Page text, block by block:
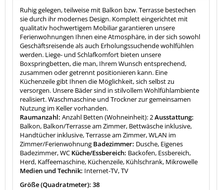
Ruhig gelegen, teilweise mit Balkon bzw. Terrasse bestechen
sie durch ihr modernes Design. Komplett eingerichtet mit
qualitativ hochwertigem Mobiliar garantieren unsere
Ferienwohnungen Ihnen eine Atmosphäre, in der sich sowohl
Geschäftsreisende als auch Erholungssuchende wohlfühlen
werden. Liege- und Schlafkomfort bieten unsere
Boxspringbetten, die man, Ihrem Wunsch entsprechend,
zusammen oder getrennt positionieren kann. Eine
Küchenzeile gibt Ihnen die Möglichkeit, sich selbst zu
versorgen. Unsere Bäder sind in stilvollem Wohlfühlambiente
realisiert. Waschmaschine und Trockner zur gemeinsamen
Nutzung im Keller vorhanden.
Raumanzahl: Anzahl Betten (Wohneinheit): 2Ausstattung:
Balkon, Balkon/Terrasse am Zimmer, Bettwäsche inklusive,
Handtücher inklusive, Terrasse am Zimmer, WLAN im
Zimmer/Ferienwohnung Badezimmer: Dusche, Eigenes
Badezimmer, WC Küche/Essbereich: Backofen, Essbereich,
Herd, Kaffeemaschine, Küchenzeile, Kühlschrank, Mikrowelle
Medien und Technik: Internet-TV, TV
Größe (Quadratmeter): 38